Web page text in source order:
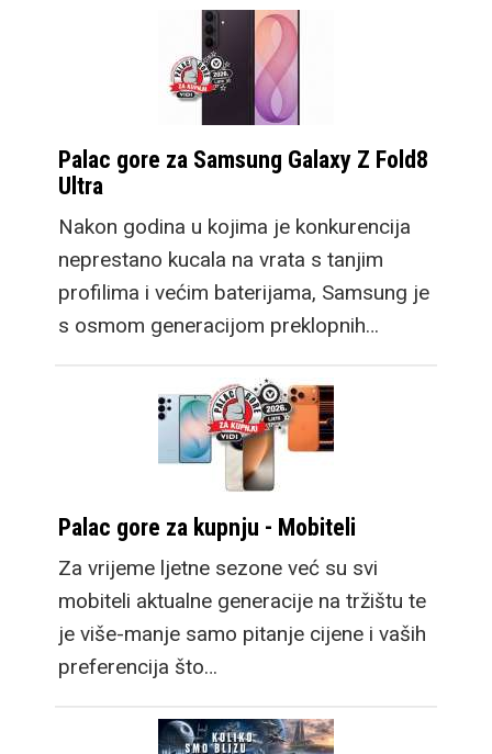
Palac gore za Samsung Galaxy Z Fold8
Ultra
Nakon godina u kojima je konkurencija
neprestano kucala na vrata s tanjim
profilima i većim baterijama, Samsung je
s osmom generacijom preklopnih…
Palac gore za kupnju - Mobiteli
Za vrijeme ljetne sezone već su svi
mobiteli aktualne generacije na tržištu te
je više-manje samo pitanje cijene i vaših
preferencija što…